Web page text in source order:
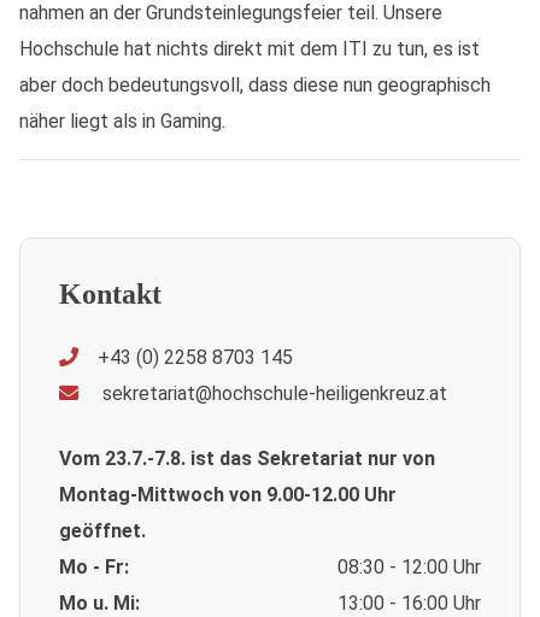
nahmen an der Grundsteinlegungsfeier teil. Unsere
Hochschule hat nichts direkt mit dem ITI zu tun, es ist
aber doch bedeutungsvoll, dass diese nun geographisch
näher liegt als in Gaming.
Kontakt
+43 (0) 2258 8703 145
sekretariat@hochschule-heiligenkreuz.at
Vom 23.7.-7.8. ist das Sekretariat nur von
Montag-Mittwoch von 9.00-12.00 Uhr
geöffnet.
Mo - Fr:
08:30 - 12:00 Uhr
Mo u. Mi:
13:00 - 16:00 Uhr